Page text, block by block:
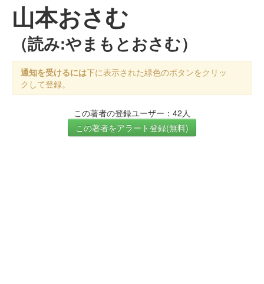
山本おさむ
（読み:やまもとおさむ）
通知を受けるには下に表示された緑色のボタンをクリッ
クして登録。
この著者の登録ユーザー：42人
この著者をアラート登録(無料)